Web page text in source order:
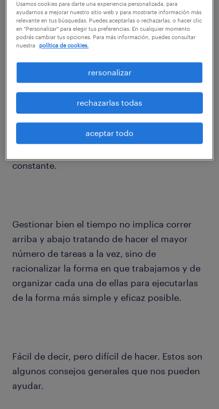
horas se nos han escapado sin saber en qué?
El tiempo es nuestro activo más valioso. Sin
embargo, la impresión de ir siempre a
contrarreloj y de tener constantes
distracciones (correos electrónicos que no
dejan de llegar a la bandeja de entrada,
mensajes en el smartphone, llamadas) que
constante.
Gestionar bien el tiempo no implica correr
arriba y abajo tratando de hacer el mayor
número de tareas a la vez, sino de
racionalizar la forma en que trabajamos y de
organizar cada una de ellas para ejecutarlas
de la forma más simple y eficaz posible.
Fácil de decir, pero difícil de hacer. Estos son
algunos consejos generales que nos pueden
ayudar.
Usamos cookies para darte una experiencia personalizada, para
ayudarnos a mejorar nuestro sitio web y para mostrarte información más
relevante en tus búsquedas. Puedes aceptarlas o rechazarlas, o hacer clic
en "Personalizar" para elegir tus preferencias. En cualquier momento
podrás cambiar tus opciones. Para más información, puedes consultar
nuestra
política de cookies.
rersonalizar
rechazarlas todas
aceptar todo